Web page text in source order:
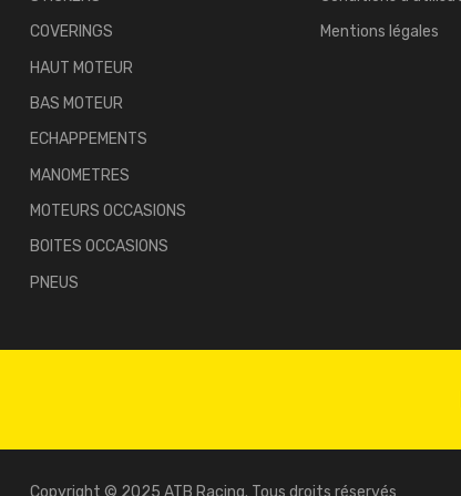
COVERINGS
HAUT MOTEUR
BAS MOTEUR
ECHAPPEMENTS
MANOMETRES
MOTEURS OCCASIONS
BOITES OCCASIONS
PNEUS
Mentions légales